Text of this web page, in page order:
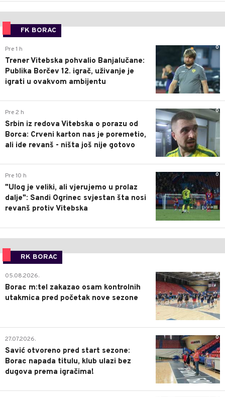
FK BORAC
0
Pre 1 h
Trener Vitebska pohvalio Banjalučane:
Publika Borčev 12. igrač, uživanje je
igrati u ovakvom ambijentu
0
Pre 2 h
Srbin iz redova Vitebska o porazu od
Borca: Crveni karton nas je poremetio,
ali ide revanš - ništa još nije gotovo
0
Pre 10 h
"Ulog je veliki, ali vjerujemo u prolaz
dalje": Sandi Ogrinec svjestan šta nosi
revanš protiv Vitebska
RK BORAC
0
05.08.2026.
Borac m:tel zakazao osam kontrolnih
utakmica pred početak nove sezone
0
27.07.2026.
Savić otvoreno pred start sezone:
Borac napada titulu, klub ulazi bez
dugova prema igračima!